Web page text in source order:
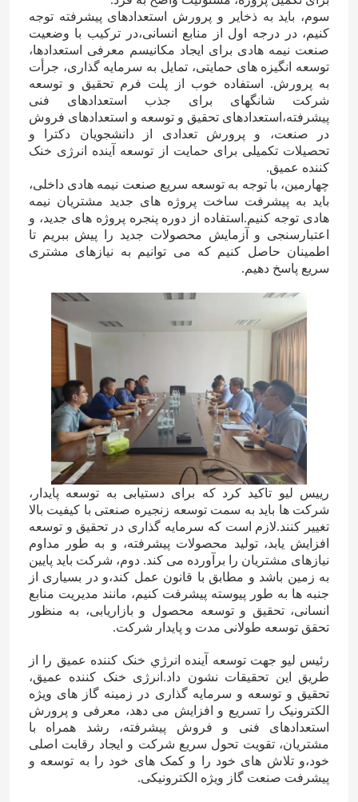
صفحه اصلی
محصولات
فیلم های
درباره ما
تور کارخانه
کنترل کیفیت
با ما تماس بگیرید
اخبار
موارد
اوره
کود نیتروژن پتاسیم
سوم، باید به ذخایر و پرورش استعدادهای پیشرفته توجه
کنیم، در درجه اول از منابع انسانی،در ترکیب با وضعیت
صنعت نیمه هادی برای ایجاد مکانیسم معرفی استعدادها،
توسعه انگیزه های حمایتی، تمایل به سرمایه گذاری، جرأت
به پرورش. استفاده خوب از پلت فرم تحقیق و توسعه
شرکت شانگهای برای جذب استعدادهای فنی
پیشرفته،استعدادهای تحقیق و توسعه و استعدادهای فروش
در صنعت، و پرورش تعدادی از دانشجویان دکترا و
تحصیلات تکمیلی برای حمایت از توسعه آینده انرژی خنک
کننده عمیق.
چهارمین، با توجه به توسعه سریع صنعت نیمه هادی داخلی،
باید به پیشرفت ساخت پروژه های جدید مشتریان نیمه
هادی توجه کنیم.استفاده از دوره پنجره پروژه های جدید، و
اعتبارسنجی و آزمایش محصولات جدید را پیش ببریم تا
اطمینان حاصل کنیم که می توانیم به نیازهای مشتری
سریع پاسخ دهیم.
رییس لیو تاکید کرد که برای دستیابی به توسعه پایدار،
شرکت ها باید به سمت توسعه زنجیره صنعتی با کیفیت بالا
تغییر کنند.لازم است که سرمایه گذاری در تحقیق و توسعه
افزایش یابد، تولید محصولات پیشرفته، و به طور مداوم
نیازهای مشتریان را برآورده می کند. دوم، شرکت باید پایین
به زمین باشد و مطابق با قانون عمل کند،و در بسیاری از
جنبه ها به طور پیوسته پیشرفت کنیم، مانند مدیریت منابع
انسانی، تحقیق و توسعه محصول و بازاریابی، به منظور
تحقق توسعه طولانی مدت و پایدار شرکت.
رئيس ليو جهت توسعه آينده انرژي خنک کننده عميق را از
طريق اين تحقيقات نشون داد.انرژی خنک کننده عمیق،
تحقیق و توسعه و سرمایه گذاری در زمینه گاز های ویژه
الکترونیک را تسریع و افزایش می دهد، معرفی و پرورش
استعدادهای فنی و فروش پیشرفته، رشد همراه با
مشتریان، تقویت تحول سریع شرکت و ایجاد رقابت اصلی
خود،و تلاش های خود را و کمک های خود را به توسعه و
پیشرفت صنعت گاز ویژه الکترونیکی.